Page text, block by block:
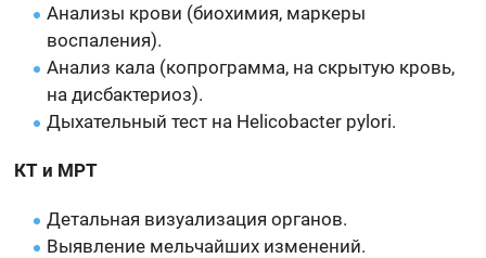
Анализы крови (биохимия, маркеры
воспаления).
Анализ кала (копрограмма, на скрытую кровь,
на дисбактериоз).
Дыхательный тест на Helicobacter pylori.
КТ и МРТ
Детальная визуализация органов.
Выявление мельчайших изменений.